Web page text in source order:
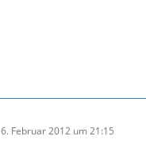
6. Februar 2012 um 21:15